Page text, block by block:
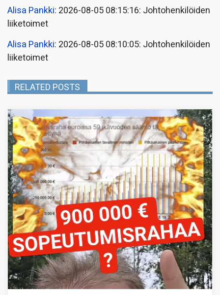
Alisa Pankki: 2026-08-05 08:15:16: Johtohenkilöiden
liiketoimet
Alisa Pankki: 2026-08-05 08:10:05: Johtohenkilöiden
liiketoimet
RELATED POSTS